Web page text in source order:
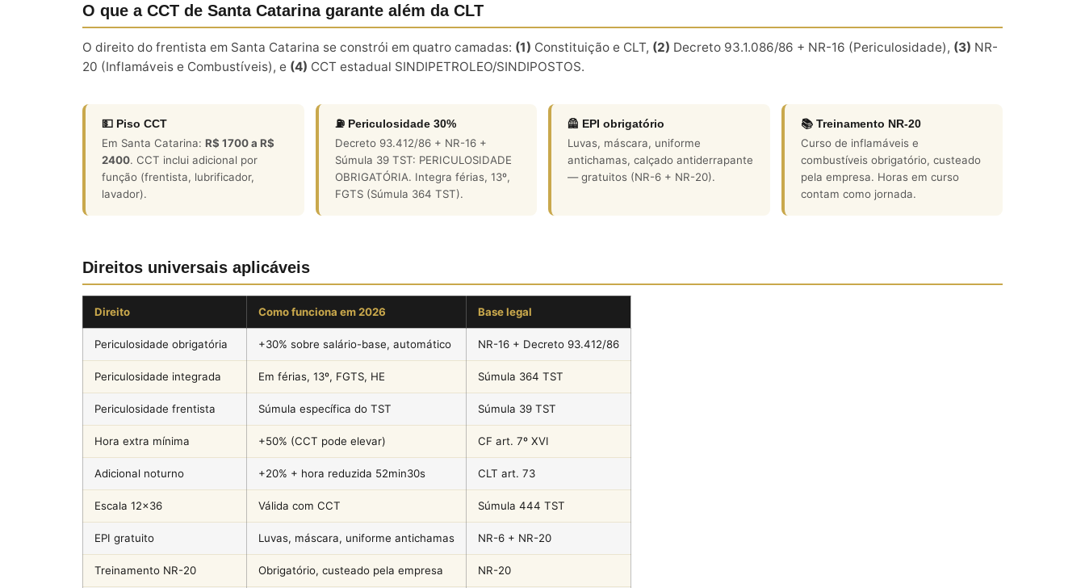
O que a CCT de Santa Catarina garante além da CLT
O direito do frentista em Santa Catarina se constrói em quatro camadas: (1) Constituição e CLT, (2) Decreto 93.1.086/86 + NR-16 (Periculosidade), (3) NR-
20 (Inflamáveis e Combustíveis), e (4) CCT estadual SINDIPETROLEO/SINDIPOSTOS.
💵 Piso CCT
Em Santa Catarina: R$ 1700 a R$
2400. CCT inclui adicional por
função (frentista, lubrificador,
lavador).
⛽ Periculosidade 30%
Decreto 93.412/86 + NR-16 +
Súmula 39 TST: PERICULOSIDADE
OBRIGATÓRIA. Integra férias, 13º,
FGTS (Súmula 364 TST).
🦺 EPI obrigatório
Luvas, máscara, uniforme
antichamas, calçado antiderrapante
— gratuitos (NR-6 + NR-20).
📚 Treinamento NR-20
Curso de inflamáveis e
combustíveis obrigatório, custeado
pela empresa. Horas em curso
contam como jornada.
Direitos universais aplicáveis
Direito Como funciona em 2026 Base legal
Periculosidade obrigatória +30% sobre salário-base, automático NR-16 + Decreto 93.412/86
Periculosidade integrada Em férias, 13º, FGTS, HE Súmula 364 TST
Periculosidade frentista Súmula específica do TST Súmula 39 TST
Hora extra mínima +50% (CCT pode elevar) CF art. 7º XVI
Adicional noturno +20% + hora reduzida 52min30s CLT art. 73
Escala 12×36 Válida com CCT Súmula 444 TST
EPI gratuito Luvas, máscara, uniforme antichamas NR-6 + NR-20
Treinamento NR-20 Obrigatório, custeado pela empresa NR-20